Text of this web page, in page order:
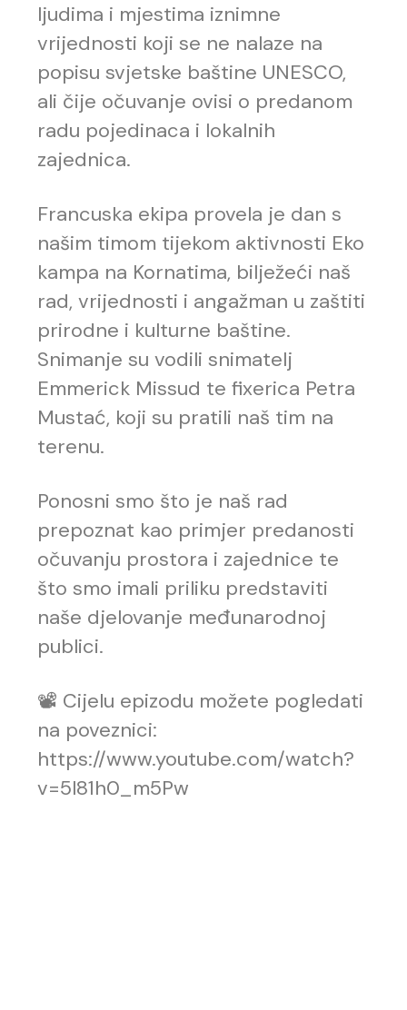
ljudima i mjestima iznimne
vrijednosti koji se ne nalaze na
popisu svjetske baštine UNESCO,
ali čije očuvanje ovisi o predanom
radu pojedinaca i lokalnih
zajednica.
Francuska ekipa provela je dan s
našim timom tijekom aktivnosti Eko
kampa na Kornatima, bilježeći naš
rad, vrijednosti i angažman u zaštiti
prirodne i kulturne baštine.
Snimanje su vodili snimatelj
Emmerick Missud te fixerica Petra
Mustać, koji su pratili naš tim na
terenu.
Ponosni smo što je naš rad
prepoznat kao primjer predanosti
očuvanju prostora i zajednice te
što smo imali priliku predstaviti
naše djelovanje međunarodnoj
publici.
📽️ Cijelu epizodu možete pogledati
na poveznici:
https://www.youtube.com/watch?
v=5l81h0_m5Pw